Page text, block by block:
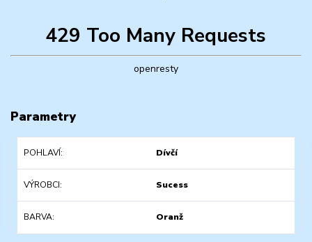
429 Too Many Requests
openresty
Parametry
POHLAVÍ Dívčí
VÝROBCI Sucess
BARVA Oranž